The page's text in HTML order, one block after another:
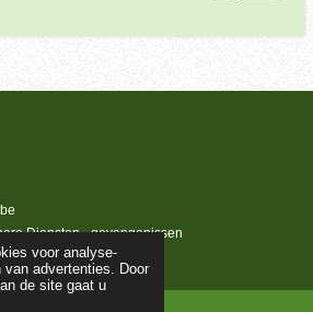
voor analyse-
van advertenties. Door
de site gaat u
Diensten - gevangenissen